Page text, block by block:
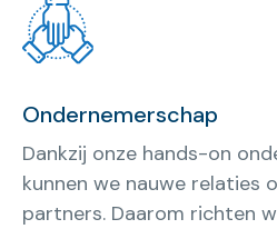
Ondernemerschap
Dankzij onze hands-on
kunnen we nauwe relaties
partners. Daarom richten